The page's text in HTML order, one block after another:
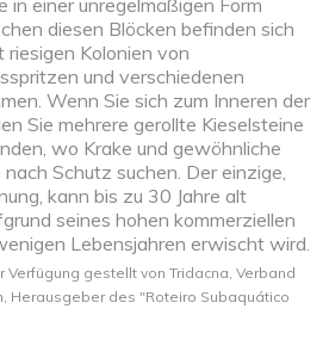
in einer unregelmäßigen Form
diesen Blöcken befinden sich
Kolonien von
und verschiedenen
Wenn Sie sich zum Inneren der
Sie mehrere gerollte Kieselsteine
wo Krake und gewöhnliche
Schutz suchen. Der einzige,
kann bis zu 30 Jahre alt
seines hohen kommerziellen
Lebensjahren erwischt wird.
Verfügung gestellt von Tridacna, Verband
Herausgeber des "Roteiro Subaquático